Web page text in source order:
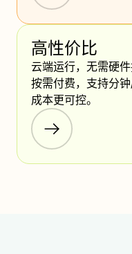
高性价比
云端运行，无需硬
按需付费，支持分
成本更可控。